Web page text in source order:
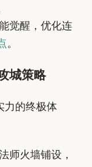
觉醒，优化连
。
城策略
力的终极体
师火墙铺设，